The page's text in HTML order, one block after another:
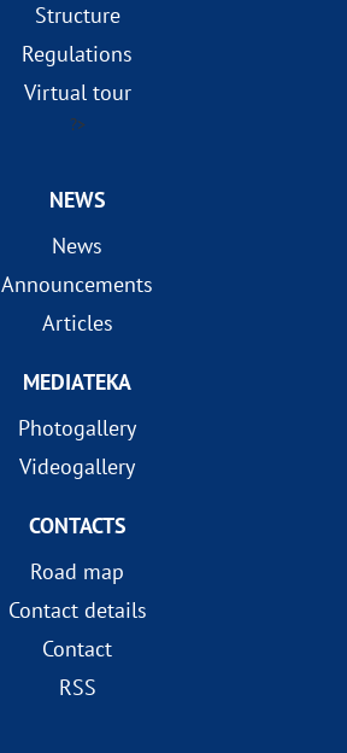
Structure
Regulations
Virtual tour
?>
NEWS
News
Announcements
Articles
MEDIATEKA
Photogallery
Videogallery
CONTACTS
Road map
Contact details
Contact
RSS